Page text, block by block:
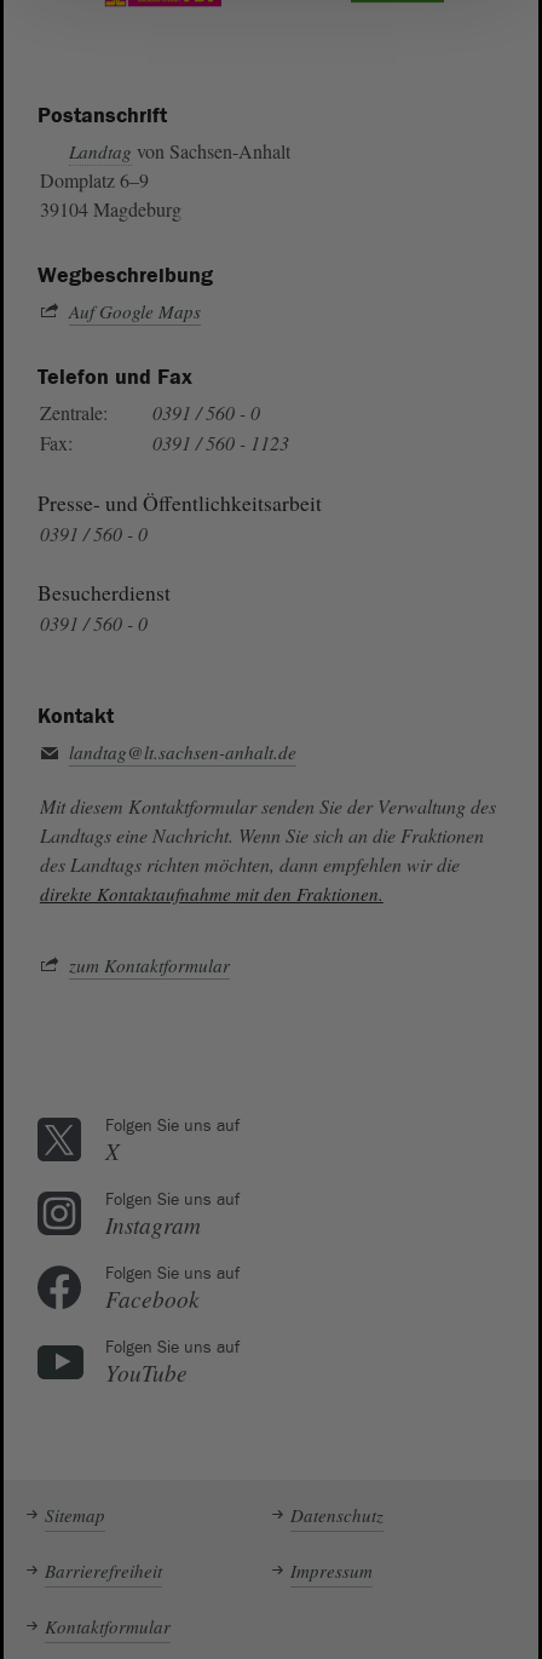
Postanschrift
Landtag von Sachsen-Anhalt
Domplatz 6–9
39104 Magdeburg
Wegbeschreibung
Auf Google Maps
Telefon und Fax
Zentrale:
0391 / 560 - 0
Fax:
0391 / 560 - 1123
Presse- und Öffentlichkeitsarbeit
0391 / 560 - 0
Besucherdienst
0391 / 560 - 0
Kontakt
landtag@lt.sachsen-anhalt.de
Mit diesem Kontaktformular senden Sie der Verwaltung des
Landtags eine Nachricht. Wenn Sie sich an die Fraktionen
des Landtags richten möchten, dann empfehlen wir die
direkte Kontaktaufnahme mit den Fraktionen.
zum Kontaktformular
Folgen Sie uns auf
X
Folgen Sie uns auf
Instagram
Folgen Sie uns auf
Facebook
Folgen Sie uns auf
YouTube
Sitemap Datenschutz
Barrierefreiheit Impressum
Kontaktformular